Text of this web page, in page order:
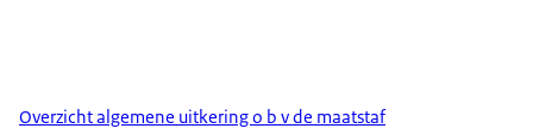
Overzicht algemene uitkering o b v de maatstaf